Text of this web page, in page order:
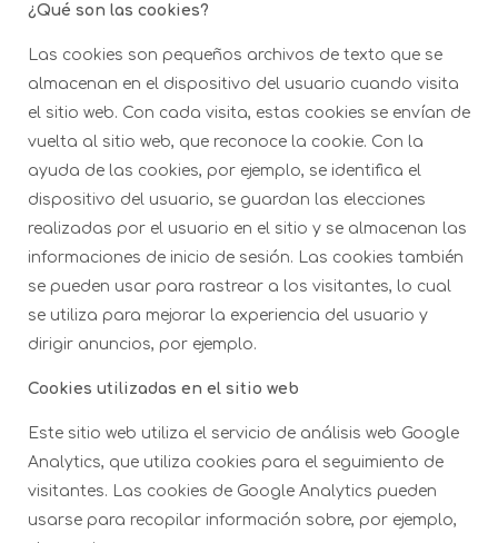
¿Qué son las cookies?
Las cookies son pequeños archivos de texto que se
almacenan en el dispositivo del usuario cuando visita
el sitio web. Con cada visita, estas cookies se envían de
vuelta al sitio web, que reconoce la cookie. Con la
ayuda de las cookies, por ejemplo, se identifica el
dispositivo del usuario, se guardan las elecciones
realizadas por el usuario en el sitio y se almacenan las
informaciones de inicio de sesión. Las cookies también
se pueden usar para rastrear a los visitantes, lo cual
se utiliza para mejorar la experiencia del usuario y
dirigir anuncios, por ejemplo.
Cookies utilizadas en el sitio web
Este sitio web utiliza el servicio de análisis web Google
Analytics, que utiliza cookies para el seguimiento de
visitantes. Las cookies de Google Analytics pueden
usarse para recopilar información sobre, por ejemplo,